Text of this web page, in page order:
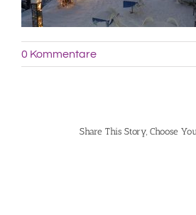
0 Kommentare
Share This Story, Choose